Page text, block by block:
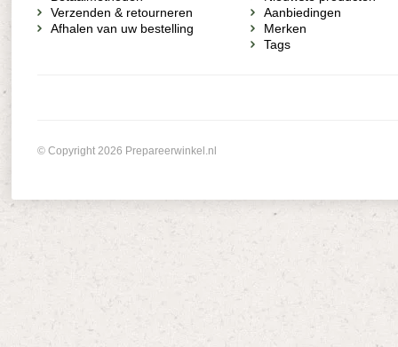
Verzenden & retourneren
Afhalen van uw bestelling
Aanbiedingen
Merken
Tags
© Copyright 2026 Prepareerwinkel.nl